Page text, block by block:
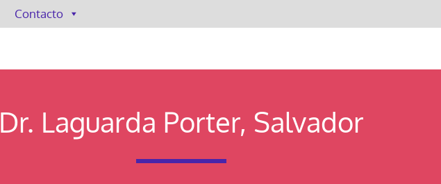
Contacto
Dr. Laguarda Porter, Salvador